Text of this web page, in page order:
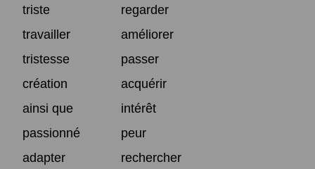
triste
regarder
travailler
améliorer
tristesse
passer
création
acquérir
ainsi que
intérêt
passionné
peur
adapter
rechercher